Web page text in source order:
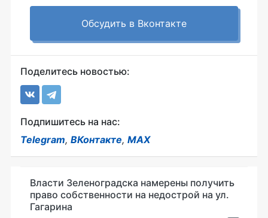
Обсудить в Вконтакте
Поделитесь новостью:
Подпишитесь на нас:
Telegram, ВКонтакте, MAX
Власти Зеленоградска намерены получить
право собственности на недострой на ул.
Гагарина